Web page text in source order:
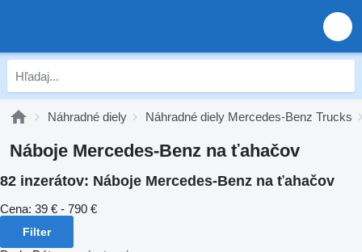
Náhradné diely Náhradné diely Mercedes-Benz Trucks
Náboje Mercedes-Benz na ťahačov
82 inzerátov: Náboje Mercedes-Benz na ťahačov
Cena: 39 € - 790 €
Filter